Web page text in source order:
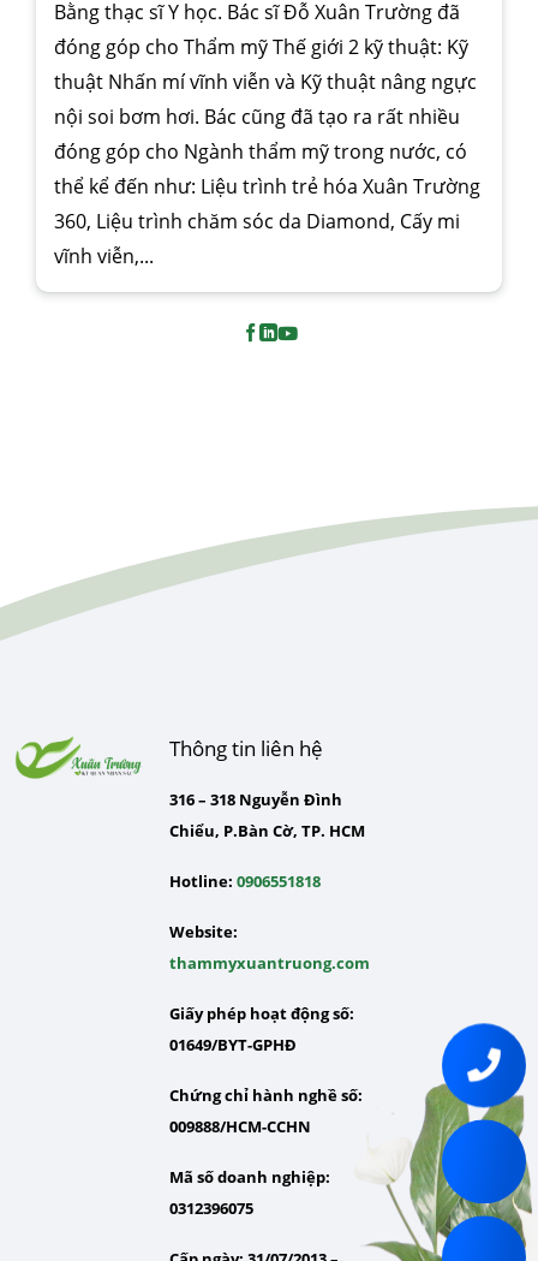
Bằng thạc sĩ Y học. Bác sĩ Đỗ Xuân Trường đã
đóng góp cho Thẩm mỹ Thế giới 2 kỹ thuật: Kỹ
thuật Nhấn mí vĩnh viễn và Kỹ thuật nâng ngực
nội soi bơm hơi. Bác cũng đã tạo ra rất nhiều
đóng góp cho Ngành thẩm mỹ trong nước, có
thể kể đến như: Liệu trình trẻ hóa Xuân Trường
360, Liệu trình chăm sóc da Diamond, Cấy mi
vĩnh viễn,...
Thông tin liên hệ
316 – 318 Nguyễn Đình
Chiểu, P.Bàn Cờ, TP. HCM
Hotline: 0906551818
Website:
thammyxuantruong.com
Giấy phép hoạt động số:
01649/BYT-GPHĐ
Chứng chỉ hành nghề số:
009888/HCM-CCHN
Mã số doanh nghiệp:
0312396075